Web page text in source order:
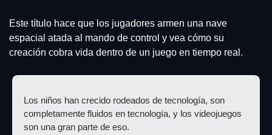
Este título hace que los jugadores armen una nave
espacial atada al mando de control y vea cómo su
creación cobra vida dentro de un juego en tiempo real.
Los niños han crecido rodeados de tecnología, son
completamente fluidos en tecnología, y los videojuegos
son una gran parte de eso.